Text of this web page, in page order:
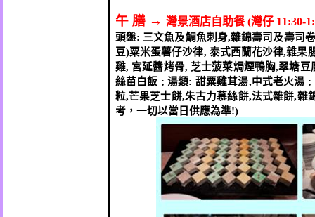
午 膳 → 灣景酒店自助餐(灣仔11:30-
頭盤: 三文魚及鯛魚刺身,雜錦壽司及壽司卷
豆)粟米蛋薯仔沙律, 泰式西蘭花沙律,雜果
雞, 宮延醬烤骨, 芝士菠菜焗煙鴨胸,翠塘豆
絲苗白飯 ; 湯類: 甜粟雞茸湯,中式老火湯
粒,芒果芝士餅,朱古力慕絲餅,法式雜餅,雜
考，一切以當日供應為準!)